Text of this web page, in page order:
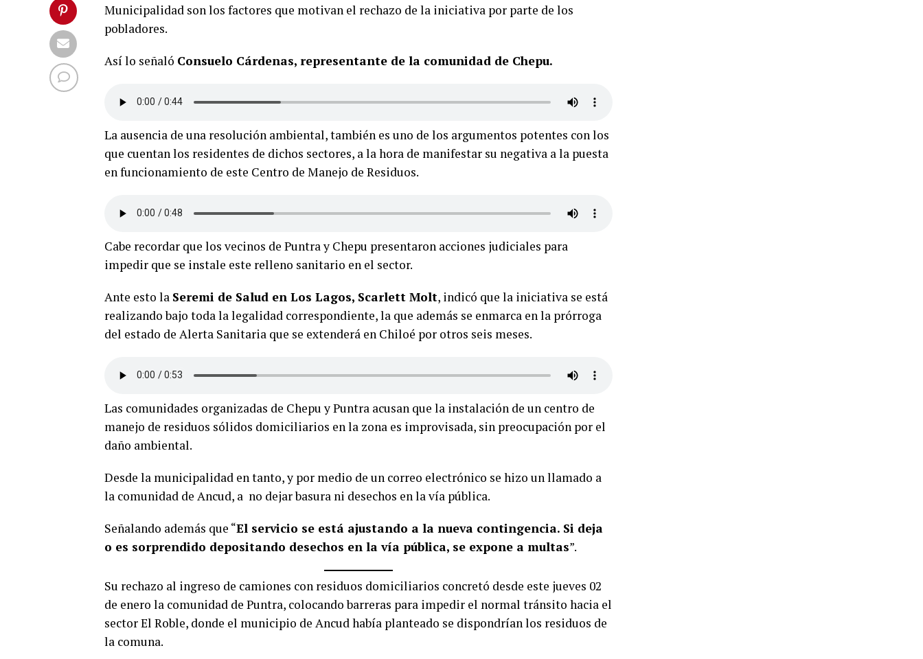
Municipalidad son los factores que motivan el rechazo de la iniciativa por parte de los
pobladores.
Así lo señaló Consuelo Cárdenas, representante de la comunidad de Chepu.
La ausencia de una resolución ambiental, también es uno de los argumentos potentes con los
que cuentan los residentes de dichos sectores, a la hora de manifestar su negativa a la puesta
en funcionamiento de este Centro de Manejo de Residuos.
Cabe recordar que los vecinos de Puntra y Chepu presentaron acciones judiciales para
impedir que se instale este relleno sanitario en el sector.
Ante esto la Seremi de Salud en Los Lagos, Scarlett Molt, indicó que la iniciativa se está
realizando bajo toda la legalidad correspondiente, la que además se enmarca en la prórroga
del estado de Alerta Sanitaria que se extenderá en Chiloé por otros seis meses.
Las comunidades organizadas de Chepu y Puntra acusan que la instalación de un centro de
manejo de residuos sólidos domiciliarios en la zona es improvisada, sin preocupación por el
daño ambiental.
Desde la municipalidad en tanto, y por medio de un correo electrónico se hizo un llamado a
la comunidad de Ancud, a no dejar basura ni desechos en la vía pública.
Señalando además que “El servicio se está ajustando a la nueva contingencia. Si deja
o es sorprendido depositando desechos en la vía pública, se expone a multas”.
Su rechazo al ingreso de camiones con residuos domiciliarios concretó desde este jueves 02
de enero la comunidad de Puntra, colocando barreras para impedir el normal tránsito hacia el
sector El Roble, donde el municipio de Ancud había planteado se dispondrían los residuos de
la comuna.